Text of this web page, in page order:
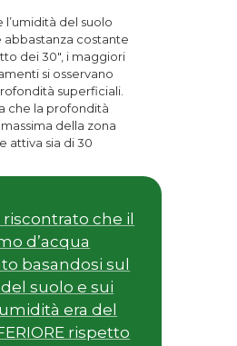
l’umidità del suolo
abbastanza costante
dei 30", i maggiori
si osservano
superficiali.
che la profondità
della zona
attiva sia di 30
riscontrato che il
d’acqua
basandosi sul
suolo e sui
era del
rispetto